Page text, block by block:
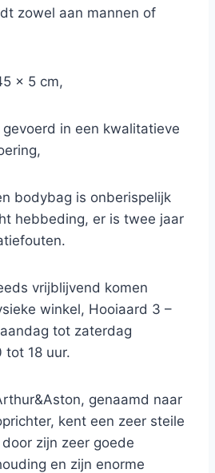
zowel aan mannen of
x 5 cm,
in een kwalitatieve
bodybag is onberispelijk
hebbeding, er is twee jaar
vrijblijvend komen
winkel, Hooiaard 3 –
tot zaterdag
tot 18 uur.
genaamd naar
kent een zeer steile
zijn zeer goede
en zijn enorme